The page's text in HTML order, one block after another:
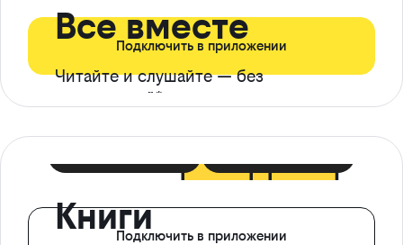
Все вместе
Читайте и слушайте — без
ограничений*
Подключить в приложении
КнигиПодключить в приложении